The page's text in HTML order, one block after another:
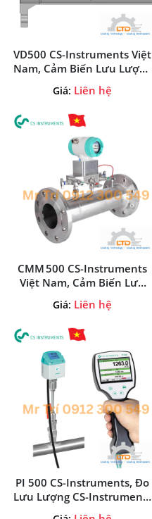
VD500 CS-Instruments Việt
Nam, Cảm Biến Lưu Lượng
Khí Nén Ướt CS-
Instruments Tại Việt Nam
Giá: Liên hệ
CMM 500 CS-Instruments
Việt Nam, Cảm Biến Lưu
Lượng Máy Nén Khí CS-
Instruments Tại Việt Nam
Giá: Liên hệ
PI 500 CS-Instruments, Đo
Lưu Lượng CS-Instruments
Việt Nam